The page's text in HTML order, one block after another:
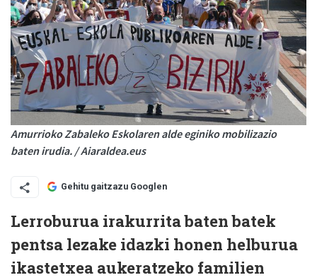
Amurrioko Zabaleko Eskolaren alde eginiko mobilizazio
baten irudia. / Aiaraldea.eus
Gehitu gaitzazu Googlen
Lerroburua irakurrita baten batek
pentsa lezake idazki honen helburua
ikastetxea aukeratzeko familien